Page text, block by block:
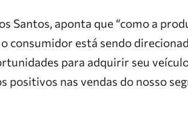
Santos, aponta que “como a
consumidor está sendo
para adquirir seu
positivos nas vendas do nosso